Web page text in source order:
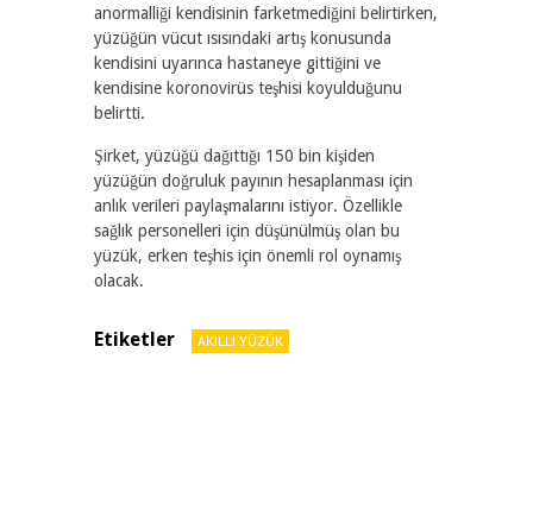
anormalliği kendisinin farketmediğini belirtirken,
yüzüğün vücut ısısındaki artış konusunda
kendisini uyarınca hastaneye gittiğini ve
kendisine koronovirüs teşhisi koyulduğunu
belirtti.
Şirket, yüzüğü dağıttığı 150 bin kişiden
yüzüğün doğruluk payının hesaplanması için
anlık verileri paylaşmalarını istiyor. Özellikle
sağlık personelleri için düşünülmüş olan bu
yüzük, erken teşhis için önemli rol oynamış
olacak.
Etiketler AKILLI YÜZÜK